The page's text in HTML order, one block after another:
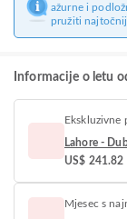
ažurne i
pružiti
Informacije o letu
Ekskluzivne
Lahore -
US$ 241.82
Mjesec s